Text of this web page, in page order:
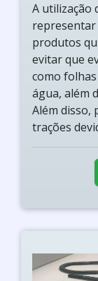
A utilização
representar
produtos
evitar que
como
água, além
Além disso,
trações